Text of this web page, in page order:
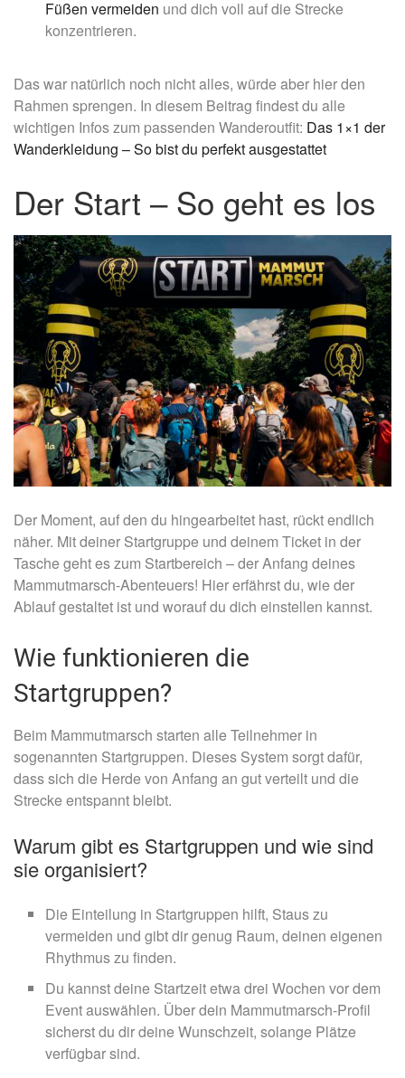
Füßen vermeiden und dich voll auf die Strecke
konzentrieren.
Das war natürlich noch nicht alles, würde aber hier den
Rahmen sprengen. In diesem Beitrag findest du alle
wichtigen Infos zum passenden Wanderoutfit: Das 1×1 der
Wanderkleidung – So bist du perfekt ausgestattet
Der Start – So geht es los
Der Moment, auf den du hingearbeitet hast, rückt endlich
näher. Mit deiner Startgruppe und deinem Ticket in der
Tasche geht es zum Startbereich – der Anfang deines
Mammutmarsch-Abenteuers! Hier erfährst du, wie der
Ablauf gestaltet ist und worauf du dich einstellen kannst.
Wie funktionieren die
Startgruppen?
Beim Mammutmarsch starten alle Teilnehmer in
sogenannten Startgruppen. Dieses System sorgt dafür,
dass sich die Herde von Anfang an gut verteilt und die
Strecke entspannt bleibt.
Warum gibt es Startgruppen und wie sind
sie organisiert?
Die Einteilung in Startgruppen hilft, Staus zu
vermeiden und gibt dir genug Raum, deinen eigenen
Rhythmus zu finden.
Du kannst deine Startzeit etwa drei Wochen vor dem
Event auswählen. Über dein Mammutmarsch-Profil
sicherst du dir deine Wunschzeit, solange Plätze
verfügbar sind.